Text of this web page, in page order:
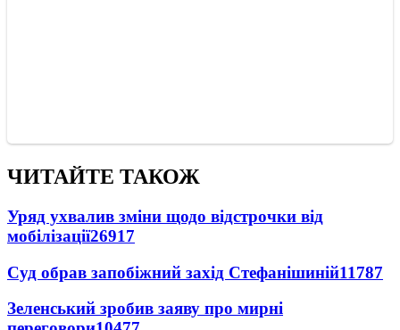
ЧИТАЙТЕ ТАКОЖ
Уряд ухвалив зміни щодо відстрочки від
мобілізації26917
Суд обрав запобіжний захід Стефанішиній11787
Зеленський зробив заяву про мирні